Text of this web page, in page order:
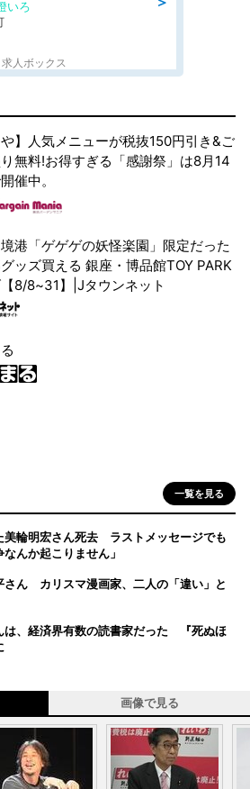
いろ
人ボックス
や】人気メニューが税抜150円引き&ご
無料!お得すぎる「感謝祭」は8月14
催中。
港「ゲゲゲの妖怪楽園」限定だった
ッズ買える 銀座・博品館TOY PARK
8/8~31】|Jタウンネット
一覧を見る
美輪明宏さん死去 ラストメッセージでも
んか起こりません」
さん カリスマ漫画家、二人の「違い」と
は、経済界有数の読書家だった 『死ぬほ
画像で見る